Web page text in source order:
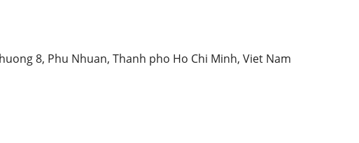
8, Phu Nhuan, Thanh pho Ho Chi Minh, Viet Nam